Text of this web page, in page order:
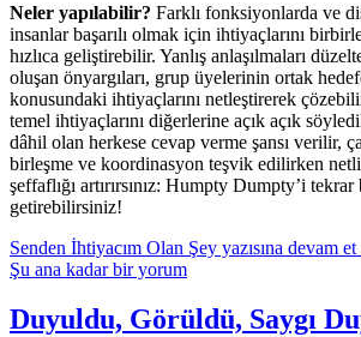
Neler yapılabilir? Farklı fonksiyonlarda ve
insanlar başarılı olmak için ihtiyaçlarını
hızlıca geliştirebilir. Yanlış anlaşılmaları
oluşan önyargıları, grup üyelerinin ortak
konusundaki ihtiyaçlarını netleştirerek
temel ihtiyaçlarını diğerlerine açık açık
dâhil olan herkese cevap verme şansı verilir,
birleşme ve koordinasyon teşvik edilirken
şeffaflığı artırırsınız: Humpty Dumpty’i tekrar
getirebilirsiniz!
Senden İhtiyacım Olan Şey yazısına devam et
Şu ana kadar bir yorum
Duyuldu, Görüldü, Saygı